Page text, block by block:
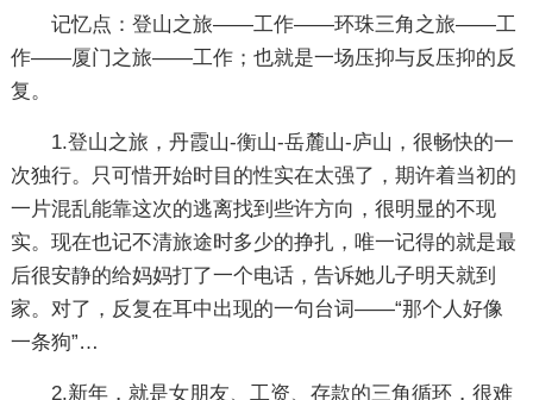
记忆点：登山之旅——工作——环珠三角之旅——工
作——厦门之旅——工作；也就是一场压抑与反压抑的反
复。
1.登山之旅，丹霞山-衡山-岳麓山-庐山，很畅快的一
次独行。只可惜开始时目的性实在太强了，期许着当初的
一片混乱能靠这次的逃离找到些许方向，很明显的不现
实。现在也记不清旅途时多少的挣扎，唯一记得的就是最
后很安静的给妈妈打了一个电话，告诉她儿子明天就到
家。对了，反复在耳中出现的一句台词——“那个人好像
一条狗”…
2.新年，就是女朋友、工资、存款的三角循环，很难